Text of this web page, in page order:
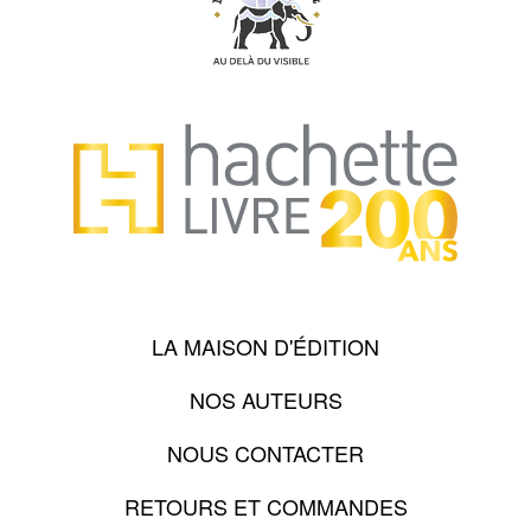
LA MAISON D'ÉDITION
NOS AUTEURS
NOUS CONTACTER
RETOURS ET COMMANDES